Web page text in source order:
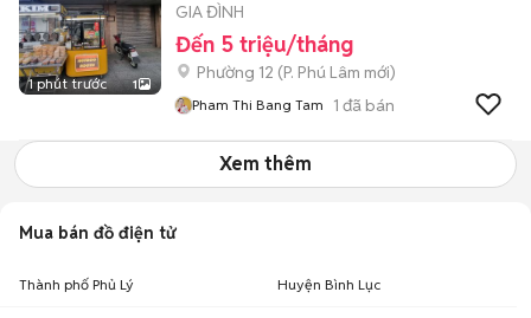
1 phút trước 1
GIA ĐÌNH
Đến 5 triệu/tháng
Phường 12 (P. Phú Lâm mới)
Pham Thi Bang Tam 1 đã bán
Xem thêm
Mua bán đồ điện tử
Thành phố Phủ Lý Huyện Bình Lục